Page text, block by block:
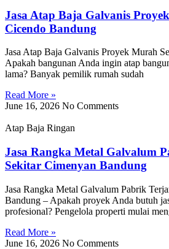
Jasa Atap Baja Galvanis
Cicendo Bandung
Jasa Atap Baja Galvanis Proyek Murah
Apakah bangunan Anda ingin atap
lama? Banyak pemilik rumah sudah
Read More »
June 16, 2026 No Comments
Atap Baja Ringan
Jasa Rangka Metal Galvalum
Sekitar Cimenyan Bandung
Jasa Rangka Metal Galvalum Pabrik
Bandung – Apakah proyek Anda butuh
profesional? Pengelola properti mulai
Read More »
June 16, 2026 No Comments